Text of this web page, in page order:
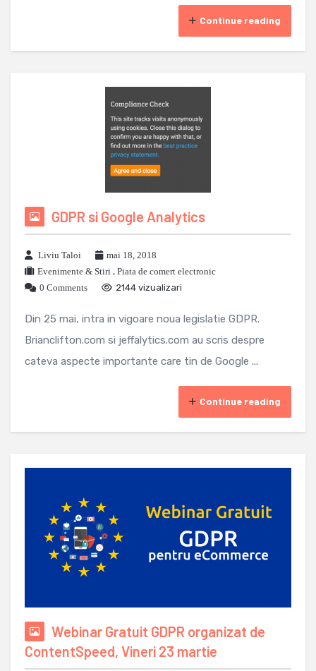
Continue reading
GDPR si Google Analytics
Liviu Taloi
mai 18, 2018
Evenimente & Stiri , Piata de comert electronic
0 Comments
2144 vizualizari
Din 25 mai, intra in vigoare noua legislatie GDPR.
Brianclifton.com si jeffalytics.com au scris despre
cateva aspecte importante care tin de Google ...
Continue reading
Webinar Gratuit GDPR organizat de
ContentSpeed, Vineri 23 martie